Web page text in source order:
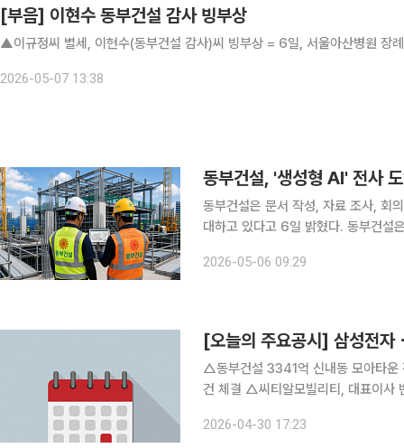
[부음] 이현수 동부건설 감사 빙부상
▲이규정씨 별세, 이현수(동부건설 감사)씨 빙부상 = 6일, 서울아산병원
2026-05-07 13:38
동부건설, '생성형 AI' 전사
동부건설은 문서 작성, 자료 조사, 회
대하고 있다고 6일 밝혔다. 동부건설은 지난해 시범 도입을 거쳐 올해 4월 초부터 생성형 AI를 전
터 분석 보조 등 다양한 업무에 적용
2026-05-06 09:29
[오늘의 주요공시] 삼성전자
△동부건설 3341억 신내동 모아타
건 체결 △씨티알모빌리티, 대표이사
년比 7.2%↑ △삼성전자, 1분기 영
2026-04-30 17:23